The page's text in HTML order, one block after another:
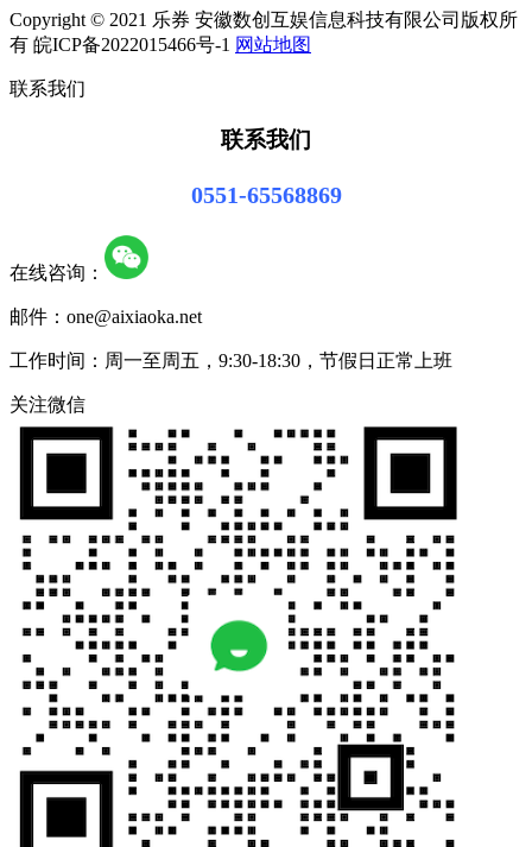
Copyright © 2021 乐券 安徽数创互娱信息科技有限公司版权所
有 皖ICP备2022015466号-1 网站地图
联系我们
联系我们
0551-65568869
在线咨询：
邮件：one@aixiaoka.net
工作时间：周一至周五，9:30-18:30，节假日正常上班
关注微信